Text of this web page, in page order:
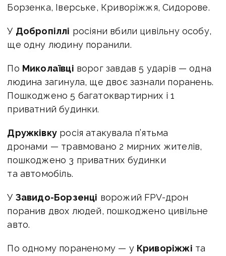
Борзенка, Іверське, Криворіжжя, Сидорове.
У Добропіллі росіяни вбили цивільну особу,
ще одну людину поранили.
По Миколаївці ворог завдав 5 ударів — одна
людина загинула, ще двоє зазнали поранень.
Пошкоджено 5 багатоквартирних і 1
приватний будинки.
Дружківку росія атакувала п’ятьма
дронами — травмовано 2 мирних жителів,
пошкоджено 3 приватних будинки
та автомобіль.
У Завидо-Борзенці ворожий FPV-дрон
поранив двох людей, пошкоджено цивільне
авто.
По одному пораненому — у Криворіжжі та